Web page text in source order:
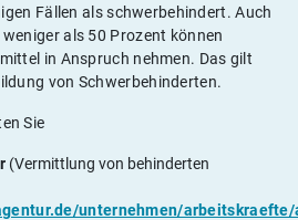
Fällen als schwerbehindert. Auch
als 50 Prozent können
in Anspruch nehmen. Das gilt
von Schwerbehinderten.
Sie
(Vermittlung von behinderten
unternehmen/